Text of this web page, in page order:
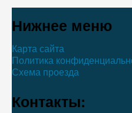
Нижнее меню
Карта сайта
Политика
Схема проезда
Контакты: